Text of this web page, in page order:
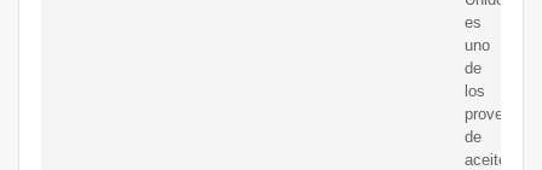
es
uno
de
los
de
aceitede